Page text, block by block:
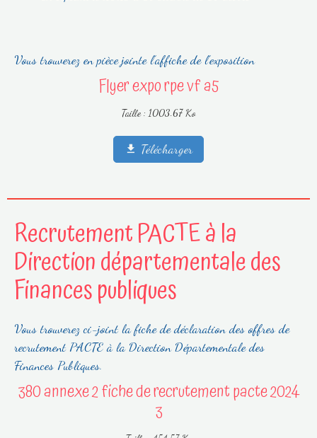
Vous trouverez en pièce jointe l’affiche de l’exposition
Flyer expo rpe vf a5
Taille : 1003.67 Ko
Télécharger
Recrutement PACTE à la
Direction départementale des
Finances publiques
Vous trouverez ci-joint la fiche de déclaration des offres de
recrutement PACTE à la Direction Départementale des
Finances Publiques.
380 annexe 2 fiche de recrutement pacte 2024
3